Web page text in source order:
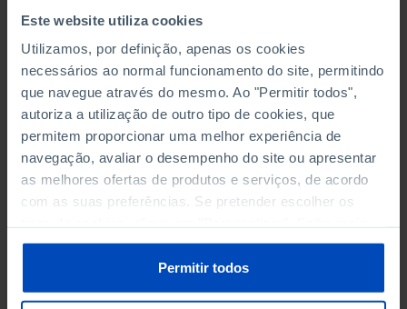
Este website utiliza cookies
Utilizamos, por definição, apenas os cookies
necessários ao normal funcionamento do site, permitindo
que navegue através do mesmo. Ao "Permitir todos",
autoriza a utilização de outro tipo de cookies, que
permitem proporcionar uma melhor experiência de
navegação, avaliar o desempenho do site ou apresentar
as melhores ofertas de produtos e serviços, de acordo
com as suas preferências. Se pretender escolher os
sobre cookies através da gestão de preferências ou da
Política de Cookies.
Permitir todos
PROTEÇÃO SOCIAL
RENDIMENTO E DESPESAS FAMILIARES
SAÚDE
TRANSPORTES
TURISMO
I&D E INOVAÇÃO